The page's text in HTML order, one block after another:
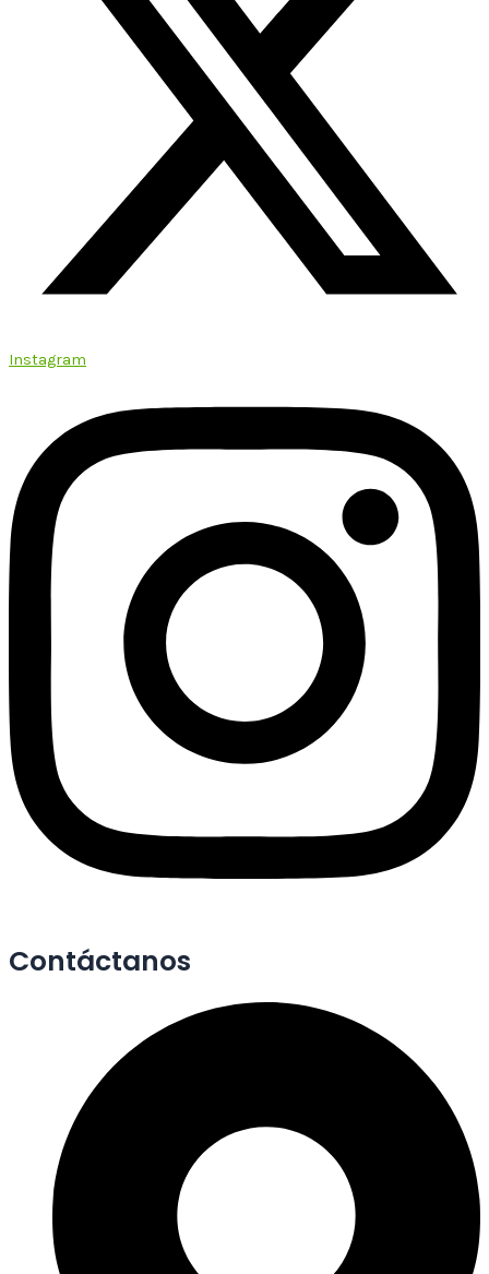
Instagram
Contáctanos